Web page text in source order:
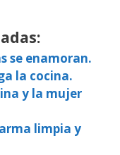
se enamoran.
la cocina.
y la mujer
limpia y